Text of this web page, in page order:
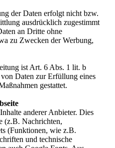
der Daten erfolgt nicht bzw.
ausdrücklich zugestimmt
an Dritte ohne
zu Zwecken der Werbung,
ist Art. 6 Abs. 1 lit. b
Daten zur Erfüllung eines
gestattet.
anderer Anbieter. Dies
(z.B. Nachrichten,
(Funktionen, wie z.B.
und technische